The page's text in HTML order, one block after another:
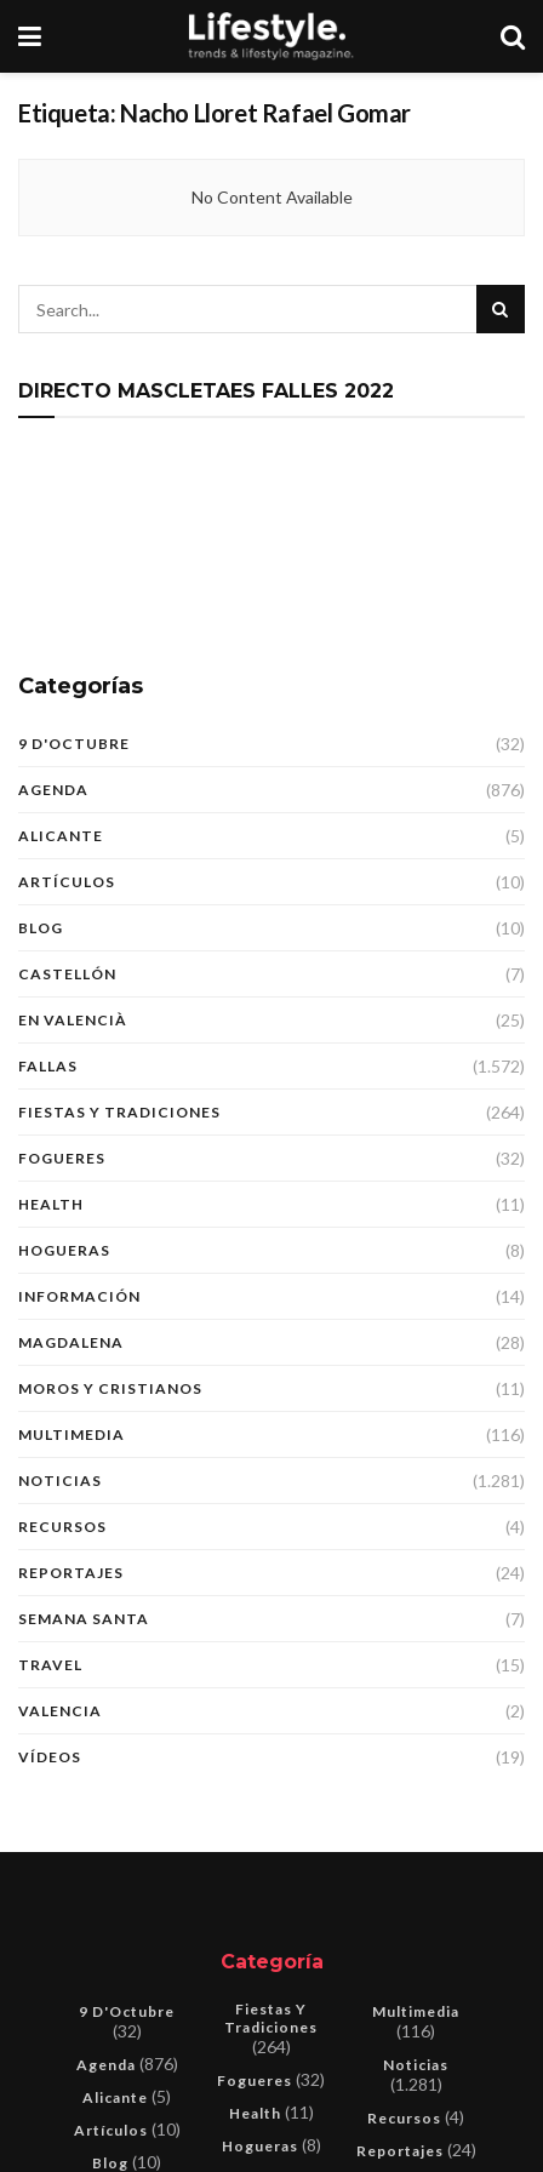
Etiqueta: Nacho Lloret Rafael Gomar
No Content Available
DIRECTO MASCLETAES FALLES 2022
Categorías
9 D'OCTUBRE (32)
AGENDA (876)
ALICANTE (5)
ARTÍCULOS (10)
BLOG (10)
CASTELLÓN (7)
EN VALENCIÀ (25)
FALLAS (1.572)
FIESTAS Y TRADICIONES (264)
FOGUERES (32)
HEALTH (11)
HOGUERAS (8)
INFORMACIÓN (14)
MAGDALENA (28)
MOROS Y CRISTIANOS (11)
MULTIMEDIA (116)
NOTICIAS (1.281)
RECURSOS (4)
REPORTAJES (24)
SEMANA SANTA (7)
TRAVEL (15)
VALENCIA (2)
VÍDEOS (19)
Categoría
9 D'Octubre
(32)
Agenda (876)
Alicante (5)
Artículos (10)
Blog (10)
Fiestas Y
Tradiciones
(264)
Fogueres (32)
Health (11)
Hogueras (8)
Multimedia
(116)
Noticias
(1.281)
Recursos (4)
Reportajes (24)